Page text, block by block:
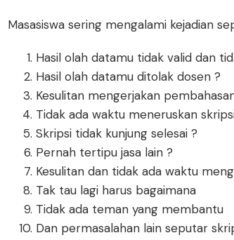
Masasiswa sering mengalami kejadian
Hasil olah datamu tidak valid dan
Hasil olah datamu ditolak dosen ?
Kesulitan mengerjakan
Tidak ada waktu meneruskan
Skripsi tidak kunjung selesai ?
Pernah tertipu jasa lain ?
Kesulitan dan tidak ada waktu
Tak tau lagi harus bagaimana
Tidak ada teman yang membantu
Dan permasalahan lain seputar